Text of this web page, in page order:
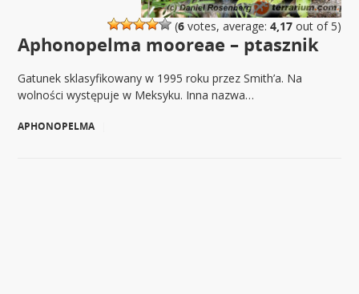
(6votes, average: 4,17out of 5)
Aphonopelma mooreae – ptasznik
Gatunek sklasyfikowany w 1995 roku przez Smith’a. Na
wolności występuje w Meksyku. Inna nazwa…
APHONOPELMA